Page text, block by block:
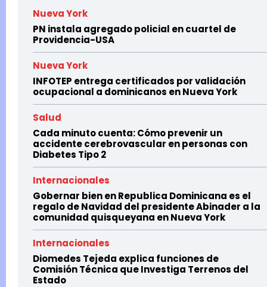
Nueva York
PN instala agregado policial en cuartel de
Providencia-USA
Nueva York
INFOTEP entrega certificados por validación
ocupacional a dominicanos en Nueva York
Salud
Cada minuto cuenta: Cómo prevenir un
accidente cerebrovascular en personas con
Diabetes Tipo 2
Internacionales
Gobernar bien en Republica Dominicana es el
regalo de Navidad del presidente Abinader a la
comunidad quisqueyana en Nueva York
Internacionales
Diomedes Tejeda explica funciones de
Comisión Técnica que Investiga Terrenos del
Estado